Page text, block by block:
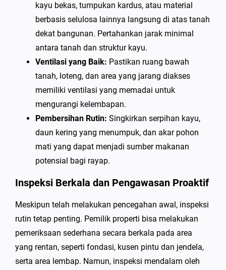
kayu bekas, tumpukan kardus, atau material
berbasis selulosa lainnya langsung di atas tanah
dekat bangunan. Pertahankan jarak minimal
antara tanah dan struktur kayu.
Ventilasi yang Baik: Pastikan ruang bawah
tanah, loteng, dan area yang jarang diakses
memiliki ventilasi yang memadai untuk
mengurangi kelembapan.
Pembersihan Rutin: Singkirkan serpihan kayu,
daun kering yang menumpuk, dan akar pohon
mati yang dapat menjadi sumber makanan
potensial bagi rayap.
Inspeksi Berkala dan Pengawasan Proaktif
Meskipun telah melakukan pencegahan awal, inspeksi
rutin tetap penting. Pemilik properti bisa melakukan
pemeriksaan sederhana secara berkala pada area
yang rentan, seperti fondasi, kusen pintu dan jendela,
serta area lembap. Namun, inspeksi mendalam oleh